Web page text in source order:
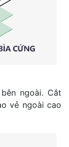
ngoài. Cắt
vẻ ngoài cao